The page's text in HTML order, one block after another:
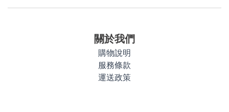
關於我們
購物說明
服務條款
運送政策